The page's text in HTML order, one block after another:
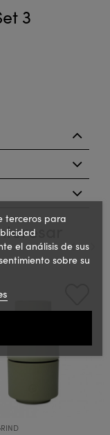
3
terceros para
el análisis de sus
sobre su